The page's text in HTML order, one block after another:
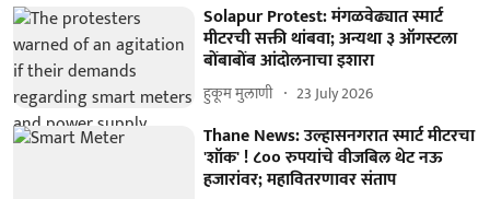
Solapur Protest: मंगळवेढ्यात स्मार्ट
मीटरची सक्ती थांबवा; अन्यथा ३ ऑगस्टला
बोंबाबोंब आंदोलनाचा इशारा
हुकूम मुलाणी ​ 23 July 2026
Thane News: उल्हासनगरात स्मार्ट मीटरचा
'शॉक' ! ८०० रुपयांचे वीजबिल थेट नऊ
हजारांवर; महावितरणावर संताप